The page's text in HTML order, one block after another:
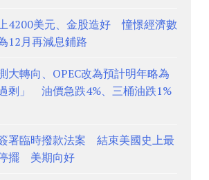
4200美元、金股造好 憧憬經濟數
12月再減息鋪路
大轉向、OPEC改為預計明年略為
過剩」 油價急跌4%、三桶油跌1%
署臨時撥款法案 結束美國史上最
擺 美期向好